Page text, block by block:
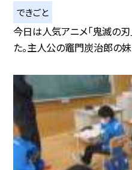
できごと
今日は人気アニメ「鬼滅の
た。主人公の竈門炭治郎の